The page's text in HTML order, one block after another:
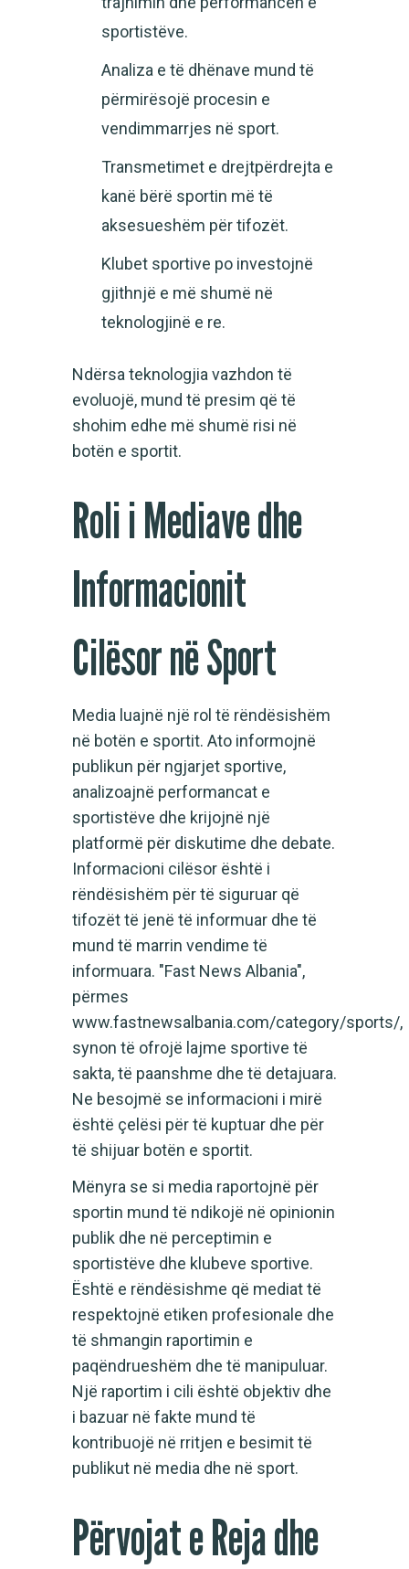
sportistëve.
Analiza e të dhënave mund të
përmirësojë procesin e
vendimmarrjes në sport.
Transmetimet e drejtpërdrejta e
kanë bërë sportin më të
aksesueshëm për tifozët.
Klubet sportive po investojnë
gjithnjë e më shumë në
teknologjinë e re.
Ndërsa teknologjia vazhdon të
evoluojë, mund të presim që të
shohim edhe më shumë risi në
botën e sportit.
Roli i Mediave dhe
Informacionit
Cilësor në Sport
Media luajnë një rol të rëndësishëm
në botën e sportit. Ato informojnë
publikun për ngjarjet sportive,
analizoajnë performancat e
sportistëve dhe krijojnë një
platformë për diskutime dhe debate.
Informacioni cilësor është i
rëndësishëm për të siguruar që
tifozët të jenë të informuar dhe të
mund të marrin vendime të
informuara. "Fast News Albania",
përmes
www.fastnewsalbania.com/category/sports/,
synon të ofrojë lajme sportive të
sakta, të paanshme dhe të detajuara.
Ne besojmë se informacioni i mirë
është çelësi për të kuptuar dhe për
të shijuar botën e sportit.
Mënyra se si media raportojnë për
sportin mund të ndikojë në opinionin
publik dhe në perceptimin e
sportistëve dhe klubeve sportive.
Është e rëndësishme që mediat të
respektojnë etiken profesionale dhe
të shmangin raportimin e
paqëndrueshëm dhe të manipuluar.
Një raportim i cili është objektiv dhe
i bazuar në fakte mund të
kontribuojë në rritjen e besimit të
publikut në media dhe në sport.
Përvojat e Reja dhe